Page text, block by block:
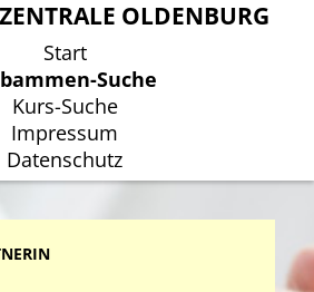
OLDENBURG
Start
Suche
Kurs-Suche
Impressum
Datenschutz
OLDENBURG
Start
Suche
Kurs-Suche
Impressum
Datenschutz